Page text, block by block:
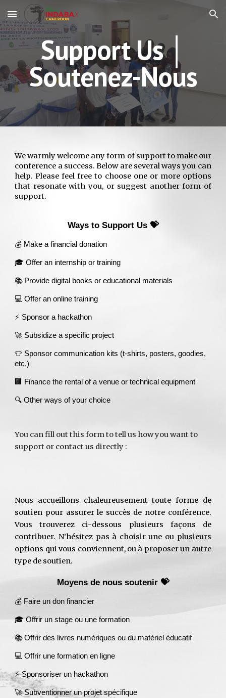
Skip to main content Skip to navigation
Support Us │
Soutenez-Nous
We warmly welcome any form of support to make our
conference a success. Below are several ways you can
help. Please feel free to choose one or more options
that resonate with you, or suggest another form of
support.
Ways to Support Us 💝
💰 Make a financial donation
🎓 Offer an internship or training
📚 Provide digital books or educational materials
💻 Offer an online training
⚡ Sponsor a hackathon
🚀 Subsidize a specific project
👕 Sponsor communication kits (t-shirts, posters, goodies,
etc.)
🏢 Finance the rental of a venue or technical equipment
🔍 Other ways of your choice
You can fill out this form to tell us how you want to
support or contact us directly :
Nous accueillons chaleureusement toute forme de
soutien pour assurer le succès de notre conférence.
Vous trouverez ci-dessous plusieurs façons de
contribuer. N’hésitez pas à choisir une ou plusieurs
options qui vous conviennent, ou à proposer un autre
type de soutien.
Moyens de nous soutenir 💝
💰 Faire un don financier
🎓 Offrir un stage ou une formation
📚 Offrir des livres numériques ou du matériel éducatif
💻 Offrir une formation en ligne
⚡ Sponsoriser un hackathon
🚀 Subventionner un projet spécifique